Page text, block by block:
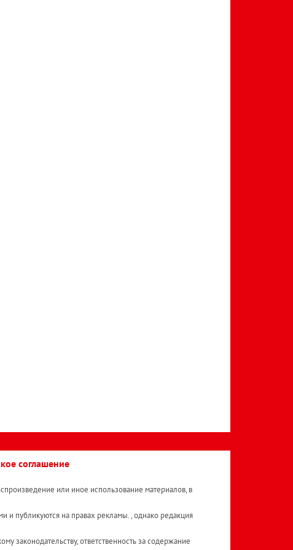
соглашение
или иное использование материалов, в
и публикуются на правах рекламы. , однако редакция
законодательству, ответственность за содержание